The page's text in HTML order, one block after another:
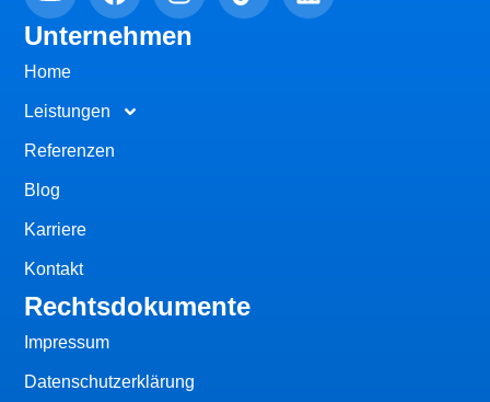
Unternehmen
Home
Leistungen
Referenzen
Blog
Karriere
Kontakt
Rechtsdokumente
Impressum
Datenschutzerklärung